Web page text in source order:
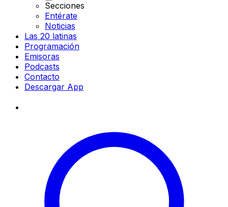
Secciones
Entérate
Noticias
Las 20 latinas
Programación
Emisoras
Podcasts
Contacto
Descargar App